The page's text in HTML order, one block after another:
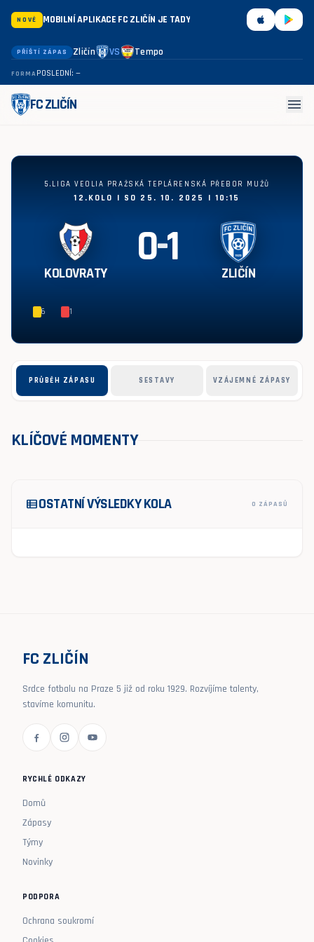
NOVÉ MOBILNÍ APLIKACE FC ZLIČÍN JE TADY
PŘÍŠTÍ ZÁPAS Zličín VS Tempo
FORMAPOSLEDNÍ: —
FC ZLIČÍN menu
Kolovraty - Zličín 0:1
5.LIGA VEOLIA PRAŽSKÁ TEPLÁRENSKÁ PŘEBOR MUŽŮ
12.KOLO | SO 25. 10. 2025 | 10:15
KOLOVRATY 0-1 ZLIČÍN
6 1
PRŮBĚH ZÁPASU SESTAVY VZÁJEMNÉ ZÁPASY
KLÍČOVÉ MOMENTY
view_listOSTATNÍ VÝSLEDKY KOLA 0 ZÁPASŮ
FC ZLIČÍN
Srdce fotbalu na Praze 5 již od roku 1929. Rozvíjíme talenty,
stavíme komunitu.
RYCHLÉ ODKAZY
Domů
Zápasy
Týmy
Novinky
PODPORA
Ochrana soukromí